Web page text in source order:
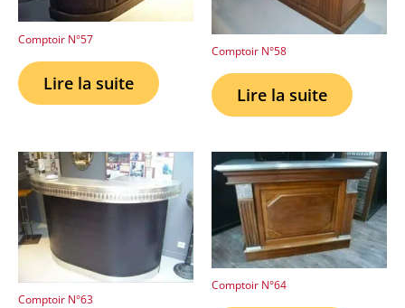
Comptoir N°57
Lire la suite
Comptoir N°58
Lire la suite
Comptoir N°63
Comptoir N°64